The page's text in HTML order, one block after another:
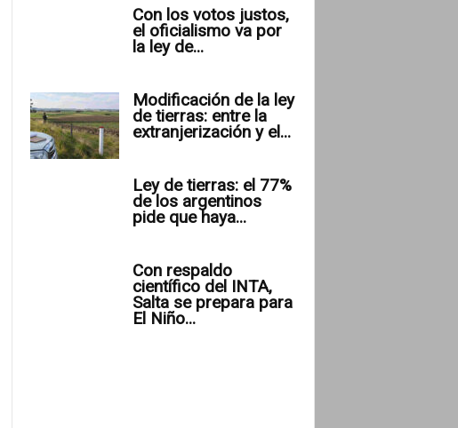
Con los votos justos,
el oficialismo va por
la ley de...
Modificación de la ley
de tierras: entre la
extranjerización y el...
Ley de tierras: el 77%
de los argentinos
pide que haya...
Con respaldo
científico del INTA,
Salta se prepara para
El Niño...